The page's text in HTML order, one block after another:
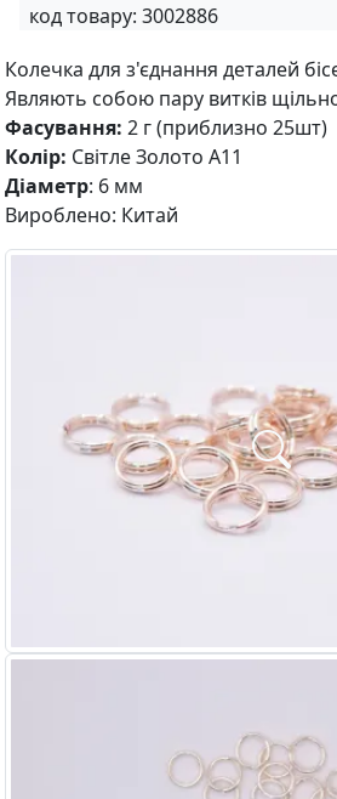
код товару: 3002886
Колечка для з'єднання деталей
Являють собою пару витків
Фасування: 2 г (приблизно 25шт)
Колір: Світле Золото А11
Діаметр: 6 мм
Вироблено: Китай